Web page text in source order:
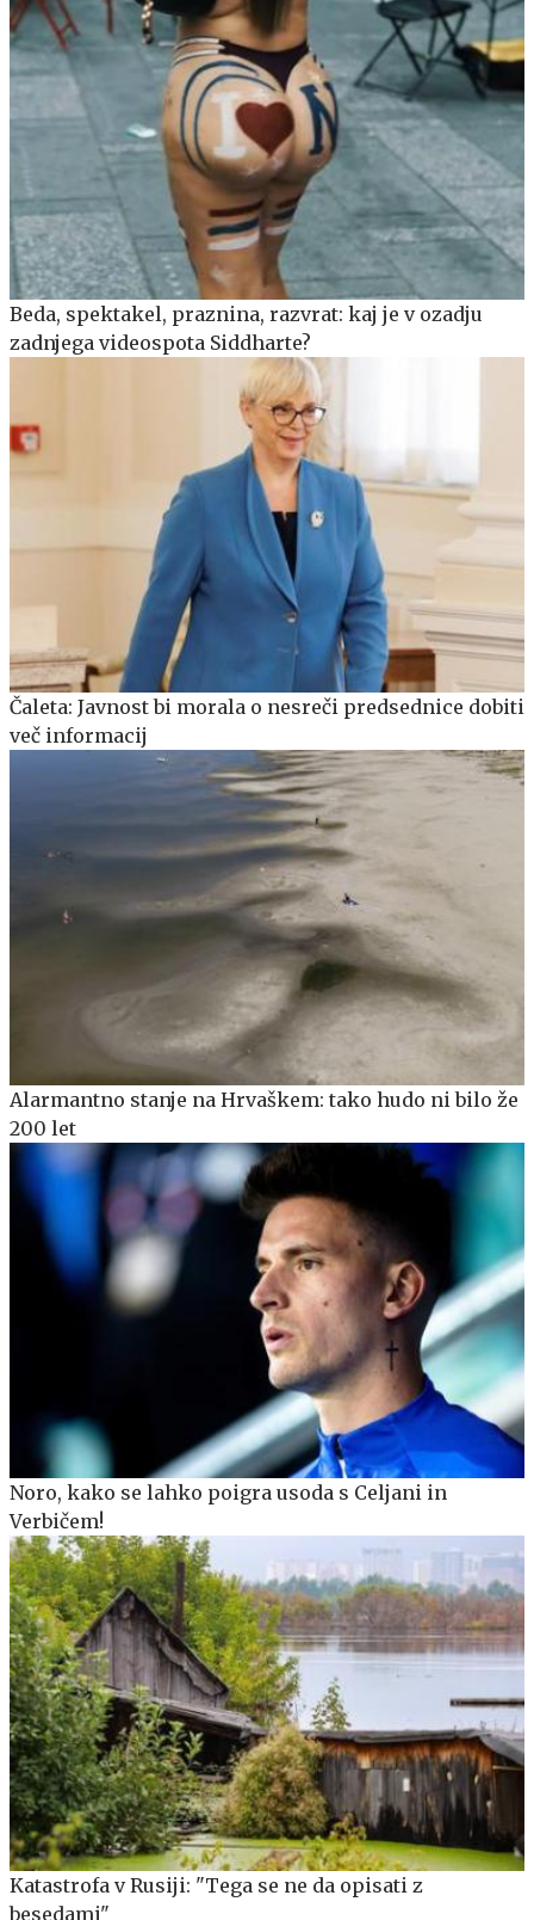
Beda, spektakel, praznina, razvrat: kaj je v ozadju
zadnjega videospota Siddharte?
Čaleta: Javnost bi morala o nesreči predsednice dobiti
več informacij
Alarmantno stanje na Hrvaškem: tako hudo ni bilo že
200 let
Noro, kako se lahko poigra usoda s Celjani in
Verbičem!
Katastrofa v Rusiji: "Tega se ne da opisati z
besedami"